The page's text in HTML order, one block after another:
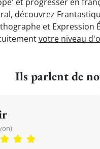
découvrez
et Expression
votre niveau
Ils parlent de